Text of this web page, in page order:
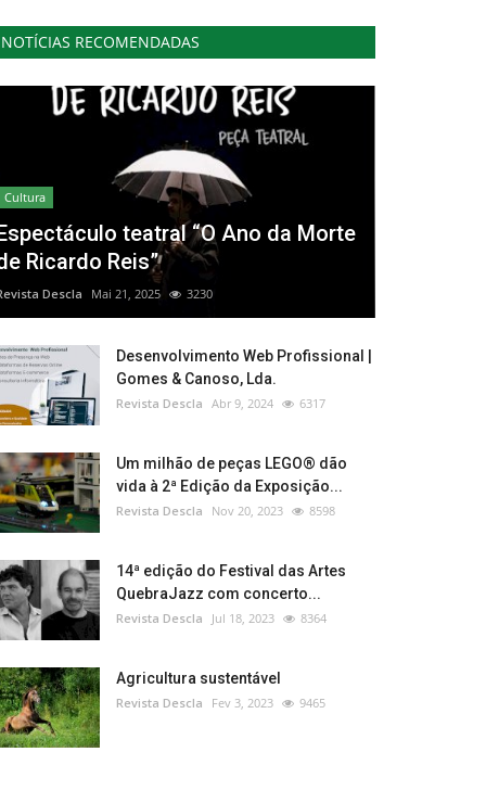
NOTÍCIAS RECOMENDADAS
Cultura
teatral “O Ano da Morte
Ricardo Reis”
Descla Mai 21, 2025 3230
Desenvolvimento Web Profissional |
Gomes & Canoso, Lda.
Revista Descla Abr 9, 2024 6317
Um milhão de peças LEGO® dão
vida à 2ª Edição da Exposição...
Revista Descla Nov 20, 2023 8598
14ª edição do Festival das Artes
QuebraJazz com concerto...
Revista Descla Jul 18, 2023 8364
Agricultura sustentável
Revista Descla Fev 3, 2023 9465